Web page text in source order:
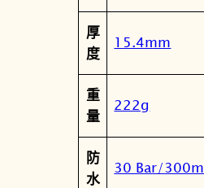
厚
度
15.4mm
重
量
222g
防
水
30 Bar/300m